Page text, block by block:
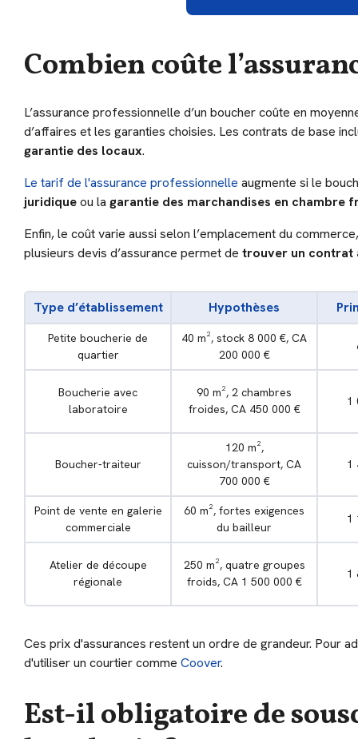
Combien coûte
L’assurance professionnelle d’un boucher coûte en
d’affaires et les garanties choisies. Les contrats de base
garantie des locaux.
Le tarif de l'assurance professionnelle augmente si le
juridiqueou la garantie des marchandises en chambre
Enfin, le coût varie aussi selon l’emplacement du
plusieurs devis d’assurance permet de trouver un contrat
Type d’établissement Hypothèses
Petite boucherie de
quartier
40 m², stock 8 000 €, CA
200 000 €
Boucherie avec
laboratoire
90 m², 2 chambres
froides, CA 450 000 €
1
Boucher-traiteur
120 m²,
cuisson/transport, CA
700 000 €
1
Point de vente en galerie
commerciale
60 m², fortes exigences
du bailleur
1
Atelier de découpe
régionale
250 m², quatre groupes
froids, CA 1 500 000 €
1
Ces prix d'assurances restent un ordre de grandeur. Pour
d'utiliser un courtier comme Coover.
Est-il obligatoire de